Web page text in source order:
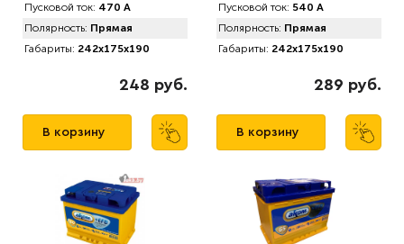
Пусковой ток: 470 А
Полярность: Прямая
Габариты: 242x175x190
248 руб.
В корзину
Пусковой ток: 540 А
Полярность: Прямая
Габариты: 242x175x190
289 руб.
В корзину